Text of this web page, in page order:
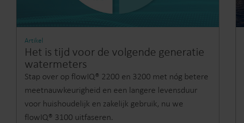
Artikel
Het is tijd voor de volgende generatie
watermeters
Stap over op flowIQ® 2200 en 3200 met nóg betere
meetnauwkeurigheid en een langere levensduur
voor huishoudelijk en zakelijk gebruik, nu we
flowIQ® 3100 uitfaseren.